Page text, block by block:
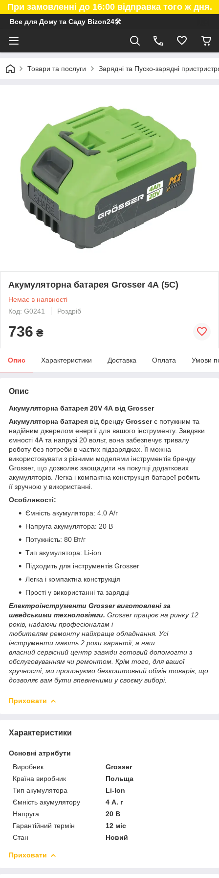
При замовленні до 16:00 відправка того ж дня.
Все для Дому та Саду Bizon24🛠
Товари та послуги Зарядні та Пуско-зарядні
Акумуляторна батарея Grosser 4А (5C)
Немає в наявності
Код: G0241
Роздріб
736 ₴
Опис Характеристики Доставка Оплата Умови
Опис
Акумуляторна батарея 20V 4А від Grosser
Акумуляторна батарея від бренду Grosserє потужним та
надійним джерелом енергії для вашого інструменту. Завдяки
ємності 4А та напрузі 20 вольт, вона забезпечує тривалу
роботу без потреби в частих підзарядках. Її можна
використовувати з різними моделями інструментів бренду
Grosser, що дозволяє заощадити на покупці додаткових
акумуляторів. Легка і компактна конструкція батареї робить
її зручною у використанні.
Особливості:
Ємність акумулятора: 4.0 А/г
Напруга акумулятора: 20 В
Потужність: 80 Вт/г
Тип акумулятора: Li-ion
Підходить для інструментів Grosser
Легка і компактна конструкція
Прості у використанні та зарядці
Електроінструменти Grosser виготовлені за
шведськими технологіями. Grosser працює на ринку 12
років, надаючи професіоналам і
любителям ремонту найкраще обладнання. Усі
інструменти мають 2 роки гарантії, а наш
власний сервісний центр завжди готовий допомогти з
обслуговуванням чи ремонтом. Крім того, для вашої
зручності, ми пропонуємо безкоштовний обмін товарів, що
дозволяє вам бути впевненими у своєму виборі.
Приховати
Характеристики
Основні атрибути
Виробник
Grosser
Країна виробник
Польща
Тип акумулятора
Li-Ion
Ємність акумулятору
4 А. г
Напруга
20 В
Гарантійний термін
12 міс
Стан
Новий
Приховати